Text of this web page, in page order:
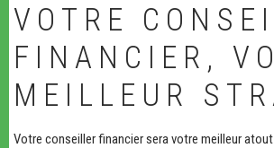
VOTRE
FINANCIER,
MEILLEUR
Votre conseiller financier sera votre meilleur